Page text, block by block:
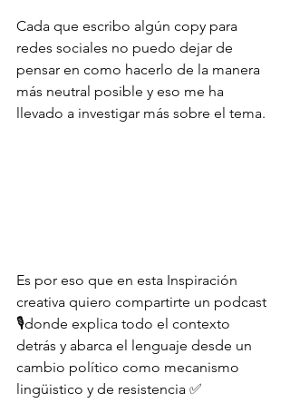
Cada que escribo algún copy para
redes sociales no puedo dejar de
pensar en como hacerlo de la manera
más neutral posible y eso me ha
llevado a investigar más sobre el tema.
Es por eso que en esta Inspiración
creativa quiero compartirte un podcast
🎙donde explica todo el contexto
detrás y abarca el lenguaje desde un
cambio político como mecanismo
lingüistico y de resistencia ✅